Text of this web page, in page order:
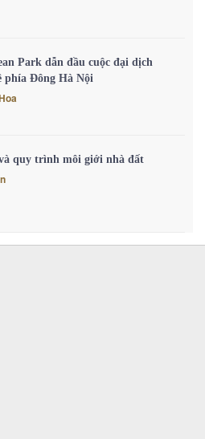
Park dẫn đầu cuộc đại dịch
phía Đông Hà Nội
quy trình môi giới nhà đất